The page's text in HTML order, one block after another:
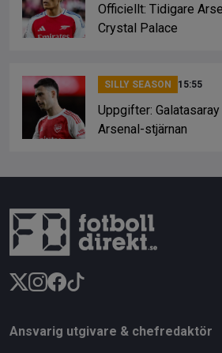
Officiellt: Tidigare
Crystal Palace
SILLY SEASON 15:55
Uppgifter:
Arsenal-stjärnan
Ansvarig utgivare & chefredaktör